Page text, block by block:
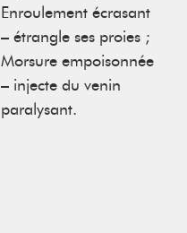
Enroulement écrasant
– étrangle ses proies ;
Morsure empoisonnée
– injecte du venin
paralysant.